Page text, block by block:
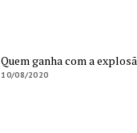
Quem ganha com a
10/08/2020